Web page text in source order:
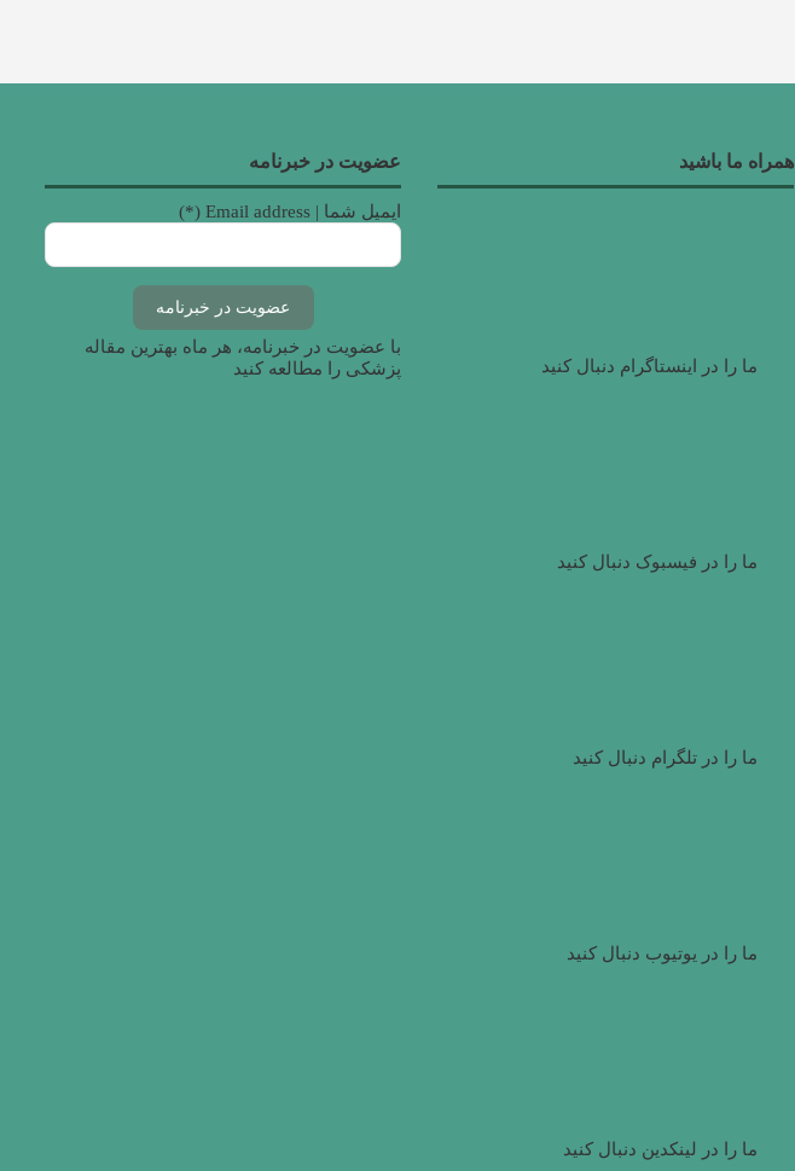
همراه ما باشید
ما را در اینستاگرام دنبال کنید
ما را در فیسبوک دنبال کنید
ما را در تلگرام دنبال کنید
ما را در یوتیوب دنبال کنید
ما را در لینکدین دنبال کنید
عضویت در خبرنامه
ایمیل شما | Email address (*)
با عضویت در خبرنامه، هر ماه بهترین مقاله
پزشکی را مطالعه کنید